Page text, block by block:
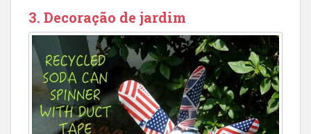
3. Decoração de jardim